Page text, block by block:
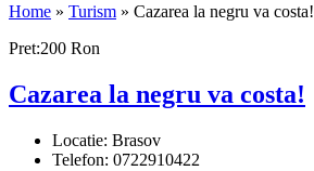
Home » Turism » Cazarea la negru va costa!
Pret:200 Ron
Cazarea la negru va costa!
Locatie: Brasov
Telefon: 0722910422